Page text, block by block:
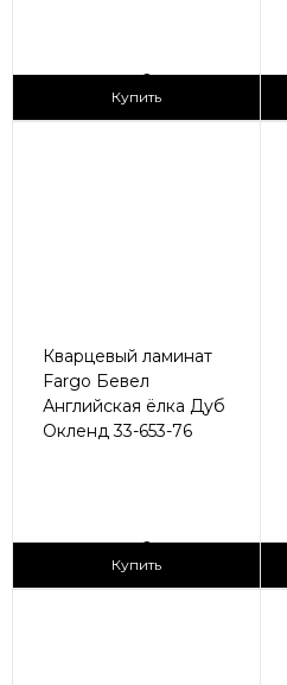
2
Купить
Кварцевый ламинат
Fargo Бевел
Английская ёлка Дуб
Окленд 33-653-76
2
Купить